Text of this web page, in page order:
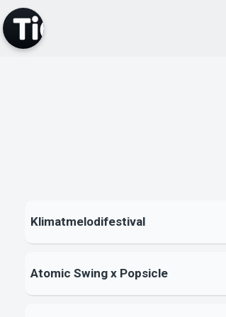
Klimatmelodifestival
Atomic Swing x Popsicle